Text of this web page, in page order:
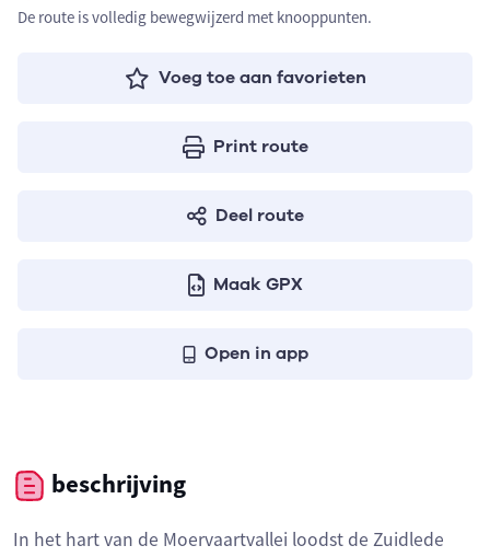
De route is volledig bewegwijzerd met knooppunten.
Voeg toe aan favorieten
Print route
Deel route
Maak GPX
Open in app
beschrijving
In het hart van de Moervaartvallei loodst de Zuidlede